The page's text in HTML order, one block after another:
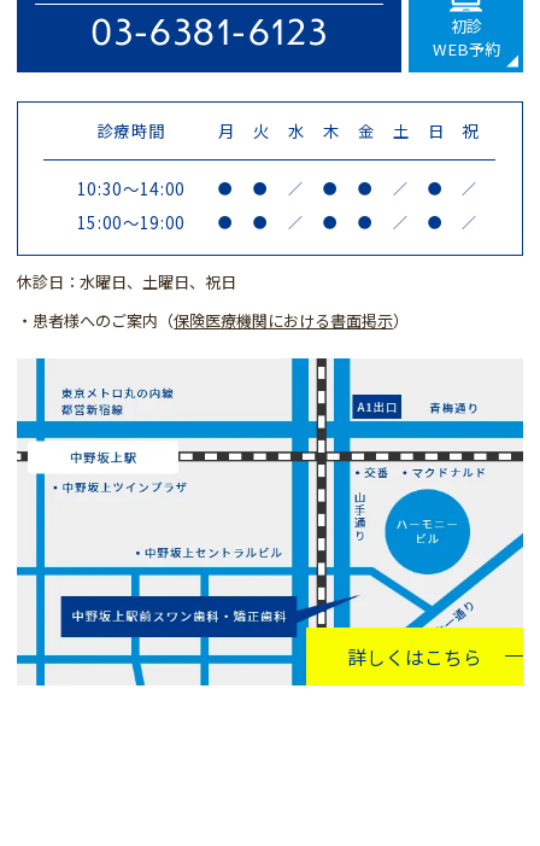
03-6381-6123
初診
WEB予約
診療時間 月 火 水 木 金 土 日 祝
10:30～14:00 ● ● ／ ● ● ／ ● ／
15:00～19:00 ● ● ／ ● ● ／ ● ／
休診日：水曜日、土曜日、祝日
・患者様へのご案内（保険医療機関における書面掲示）
詳しくはこちら